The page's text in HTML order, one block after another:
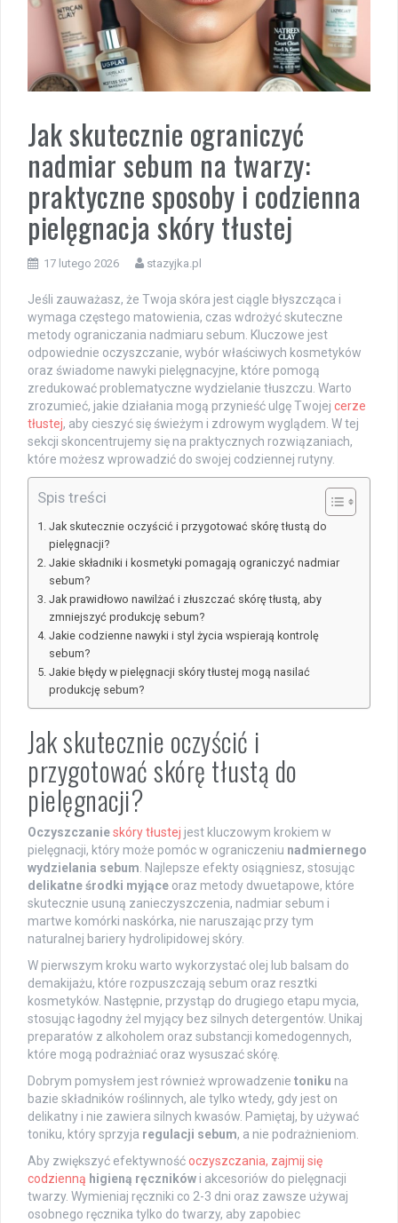
Jak skutecznie ograniczyć
nadmiar sebum na twarzy:
praktyczne sposoby i codzienna
pielęgnacja skóry tłustej
17 lutego 2026 stazyjka.pl
Jeśli zauważasz, że Twoja skóra jest ciągle błyszcząca i
wymaga częstego matowienia, czas wdrożyć skuteczne
metody ograniczania nadmiaru sebum. Kluczowe jest
odpowiednie oczyszczanie, wybór właściwych kosmetyków
oraz świadome nawyki pielęgnacyjne, które pomogą
zredukować problematyczne wydzielanie tłuszczu. Warto
zrozumieć, jakie działania mogą przynieść ulgę Twojej cerze
tłustej, aby cieszyć się świeżym i zdrowym wyglądem. W tej
sekcji skoncentrujemy się na praktycznych rozwiązaniach,
które możesz wprowadzić do swojej codziennej rutyny.
Spis treści
Jak skutecznie oczyścić i przygotować skórę tłustą do
pielęgnacji?
Jakie składniki i kosmetyki pomagają ograniczyć nadmiar
sebum?
Jak prawidłowo nawilżać i złuszczać skórę tłustą, aby
zmniejszyć produkcję sebum?
Jakie codzienne nawyki i styl życia wspierają kontrolę
sebum?
Jakie błędy w pielęgnacji skóry tłustej mogą nasilać
produkcję sebum?
Jak skutecznie oczyścić i
przygotować skórę tłustą do
pielęgnacji?
Oczyszczanieskóry tłustej jest kluczowym krokiem w
pielęgnacji, który może pomóc w ograniczeniu nadmiernego
wydzielania sebum. Najlepsze efekty osiągniesz, stosując
delikatne środki myjące oraz metody dwuetapowe, które
skutecznie usuną zanieczyszczenia, nadmiar sebum i
martwe komórki naskórka, nie naruszając przy tym
naturalnej bariery hydrolipidowej skóry.
W pierwszym kroku warto wykorzystać olej lub balsam do
demakijażu, które rozpuszczają sebum oraz resztki
kosmetyków. Następnie, przystąp do drugiego etapu mycia,
stosując łagodny żel myjący bez silnych detergentów. Unikaj
preparatów z alkoholem oraz substancji komedogennych,
które mogą podrażniać oraz wysuszać skórę.
Dobrym pomysłem jest również wprowadzenie toniku na
bazie składników roślinnych, ale tylko wtedy, gdy jest on
delikatny i nie zawiera silnych kwasów. Pamiętaj, by używać
toniku, który sprzyja regulacji sebum, a nie podrażnieniom.
Aby zwiększyć efektywnośćoczyszczania, zajmij się
codzienną higieną ręczników i akcesoriów do pielęgnacji
twarzy. Wymieniaj ręczniki co 2-3 dni oraz zawsze używaj
osobnego ręcznika tylko do twarzy, aby zapobiec